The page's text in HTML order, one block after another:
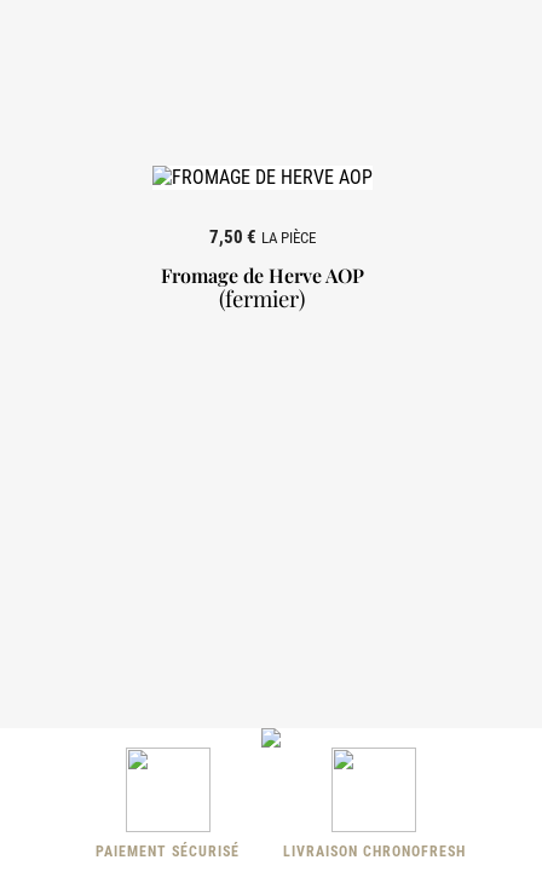
Fromage de Herve AOP
(fermier)
7,50 € LA PIÈCE

PAIEMENT SÉCURISÉ LIVRAISON CHRONOFRESH